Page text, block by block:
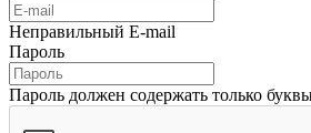
Неправильный E-mail
Пароль
Пароль должен содержать только